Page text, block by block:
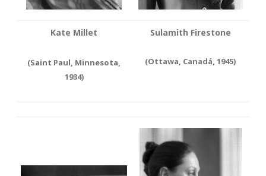
Kate Millet
(Saint Paul, Minnesota,
1934)
Sulamith Firestone
(Ottawa, Canadá, 1945)